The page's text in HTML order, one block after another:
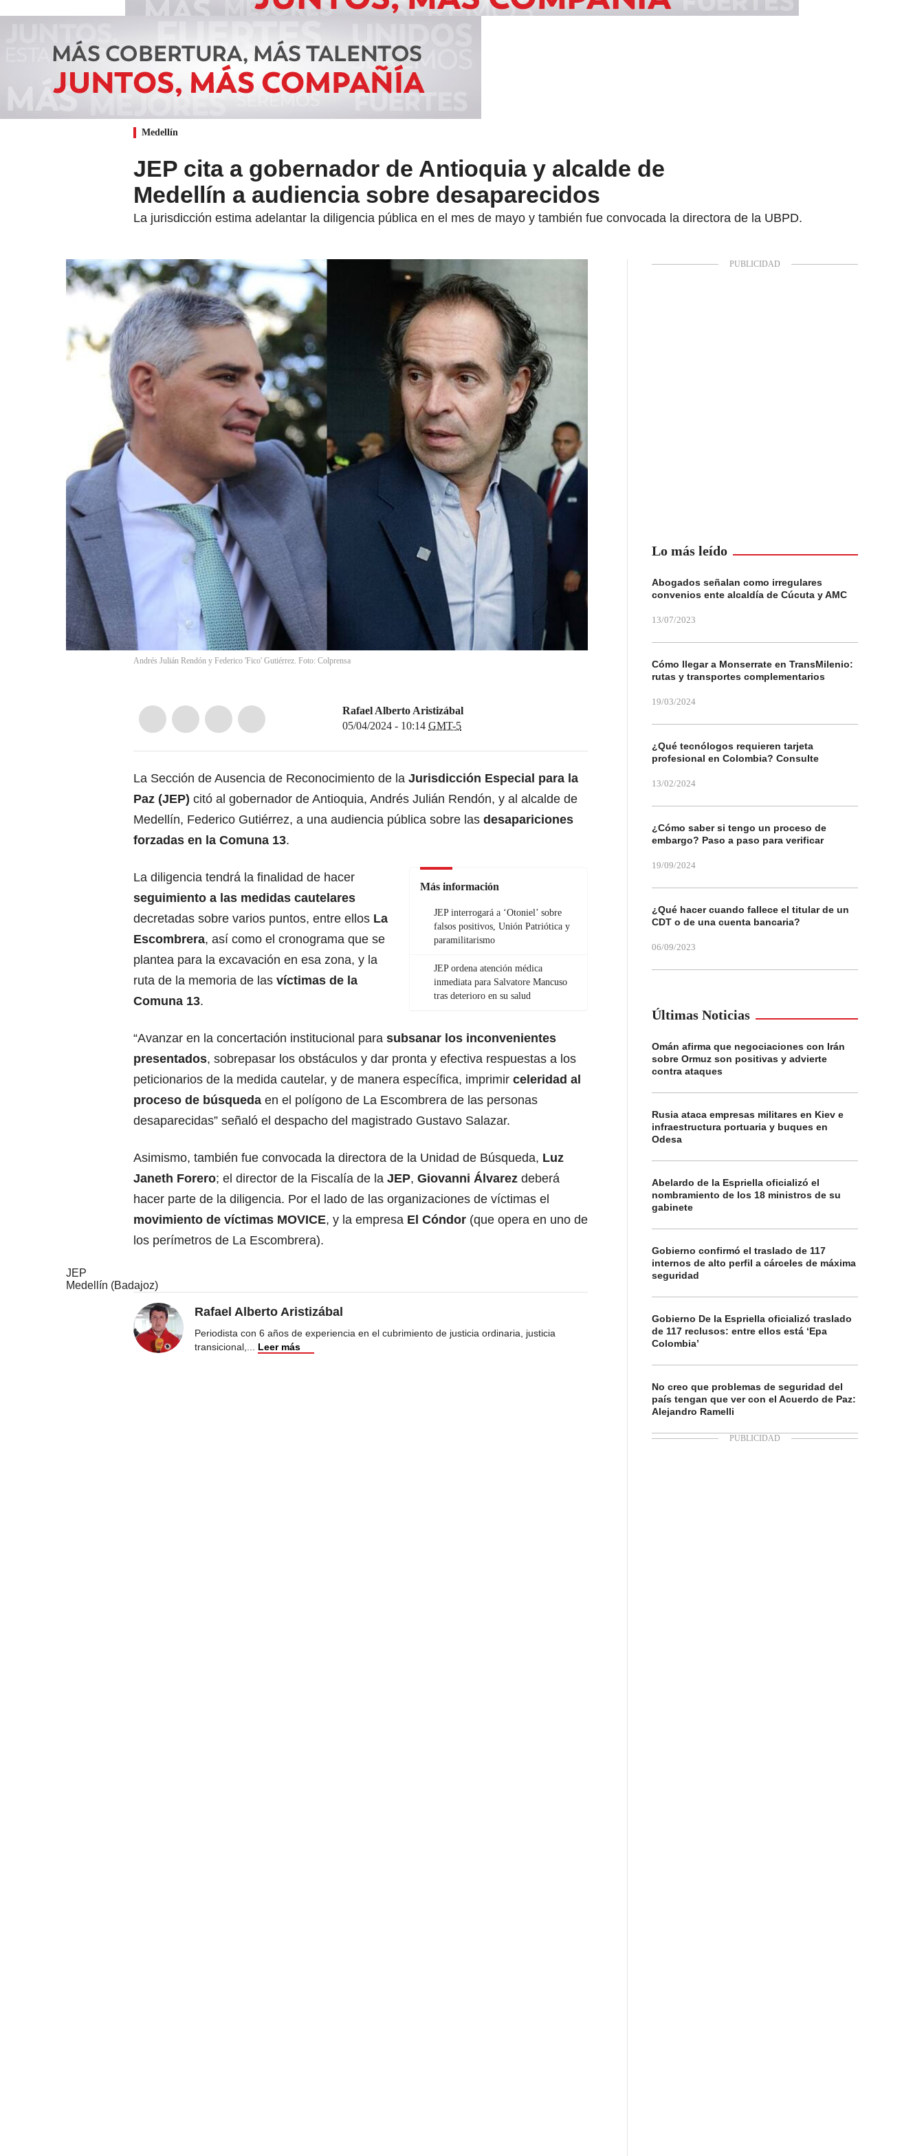
Medellín
JEP cita a gobernador de Antioquia y alcalde de
Medellín a audiencia sobre desaparecidos
La jurisdicción estima adelantar la diligencia pública en el mes de mayo y también fue convocada la directora de la UBPD.
Andrés Julián Rendón y Federico 'Fico' Gutiérrez. Foto: Colprensa
Rafael Alberto Aristizábal
05/04/2024 - 10:14 GMT-5
La Sección de Ausencia de Reconocimiento de la Jurisdicción Especial para la
Paz (JEP) citó al gobernador de Antioquia, Andrés Julián Rendón, y al alcalde de
Medellín, Federico Gutiérrez, a una audiencia pública sobre las desapariciones
forzadas en la Comuna 13.
Más información
JEP interrogará a ‘Otoniel’ sobre
falsos positivos, Unión Patriótica y
paramilitarismo
JEP ordena atención médica
inmediata para Salvatore Mancuso
tras deterioro en su salud
La diligencia tendrá la finalidad de hacer
seguimiento a las medidas cautelares
decretadas sobre varios puntos, entre ellos La
Escombrera, así como el cronograma que se
plantea para la excavación en esa zona, y la
ruta de la memoria de las víctimas de la
Comuna 13.
“Avanzar en la concertación institucional para subsanar los inconvenientes
presentados, sobrepasar los obstáculos y dar pronta y efectiva respuestas a los
peticionarios de la medida cautelar, y de manera específica, imprimir celeridad al
proceso de búsqueda en el polígono de La Escombrera de las personas
desaparecidas” señaló el despacho del magistrado Gustavo Salazar.
Asimismo, también fue convocada la directora de la Unidad de Búsqueda, Luz
Janeth Forero; el director de la Fiscalía de la JEP, Giovanni Álvarez deberá
hacer parte de la diligencia. Por el lado de las organizaciones de víctimas el
movimiento de víctimas MOVICE, y la empresa El Cóndor (que opera en uno de
los perímetros de La Escombrera).
JEP
Medellín (Badajoz)
Rafael Alberto Aristizábal
Periodista con 6 años de experiencia en el cubrimiento de justicia ordinaria, justicia
transicional,... Leer más
Lo más leído
Abogados señalan como irregulares
convenios ente alcaldía de Cúcuta y AMC
13/07/2023
Cómo llegar a Monserrate en TransMilenio:
rutas y transportes complementarios
19/03/2024
¿Qué tecnólogos requieren tarjeta
profesional en Colombia? Consulte
13/02/2024
¿Cómo saber si tengo un proceso de
embargo? Paso a paso para verificar
19/09/2024
¿Qué hacer cuando fallece el titular de un
CDT o de una cuenta bancaria?
06/09/2023
Últimas Noticias
Omán afirma que negociaciones con Irán
sobre Ormuz son positivas y advierte
contra ataques
Rusia ataca empresas militares en Kiev e
infraestructura portuaria y buques en
Odesa
Abelardo de la Espriella oficializó el
nombramiento de los 18 ministros de su
gabinete
Gobierno confirmó el traslado de 117
internos de alto perfil a cárceles de máxima
seguridad
Gobierno De la Espriella oficializó traslado
de 117 reclusos: entre ellos está ‘Epa
Colombia’
No creo que problemas de seguridad del
país tengan que ver con el Acuerdo de Paz:
Alejandro Ramelli